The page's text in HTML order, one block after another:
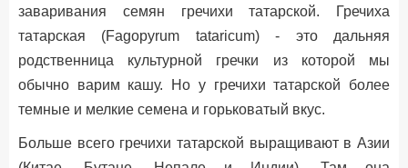
заваривания семян гречихи татарской. Гречиха
татарская (Fagopyrum tataricum) - это дальняя
родственница культурной гречки из которой мы
обычно варим кашу. Но у гречихи татарской более
темные и мелкие семена и горьковатый вкус.
Больше всего гречихи татарской выращивают в Азии